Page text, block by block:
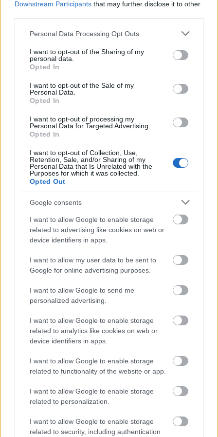
Downstream Participants that may further disclose it to other
Please note that this website/app uses one or more Google
not limited to your visit or usage behaviour. You may click to
grant or deny consent to Google and its third-party tags to
use your data for below specified purposes in below Google
consent section.
Personal Data Processing Opt Outs
I want to opt-out of the Sharing of my
personal data.
Opted In
I want to opt-out of the Sale of my
Personal Data.
Opted In
I want to opt-out of processing my
Personal Data for Targeted Advertising.
Opted In
I want to opt-out of Collection, Use,
Retention, Sale, and/or Sharing of my
Personal Data that Is Unrelated with the
Purposes for which it was collected.
Opted Out
Google consents
I want to allow Google to enable storage
related to advertising like cookies on web or
device identifiers in apps.
I want to allow my user data to be sent to
Google for online advertising purposes.
I want to allow Google to send me
personalized advertising.
I want to allow Google to enable storage
related to analytics like cookies on web or
device identifiers in apps.
I want to allow Google to enable storage
related to functionality of the website or app.
I want to allow Google to enable storage
related to personalization.
I want to allow Google to enable storage
related to security, including authentication
Orbán némafilmje után ellepték a mémek
az internetet
A koronavírus megpörgette a fideszes
agitátort, és beleállította a földbe fejjel
Szólj hozzá!
A hozzászóláshoz be kell lépned!
látjátok feleim szümtükkel
@Nincs közöttünk csicska
Kapaszkodj meg csicska, Tóth Mihály ismereteim
szerint volt ügyész is. Tehát "szakember".